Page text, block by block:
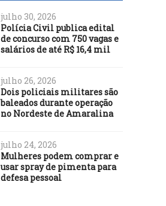
julho 30, 2026
Polícia Civil publica edital
de concurso com 750 vagas e
salários de até R$ 16,4 mil
julho 26, 2026
Dois policiais militares são
baleados durante operação
no Nordeste de Amaralina
julho 24, 2026
Mulheres podem comprar e
usar spray de pimenta para
defesa pessoal